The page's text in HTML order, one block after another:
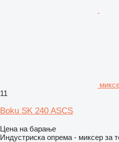
11
Boku SK 240 ASCS
Цена на барање
Индустриска опрема - миксер за